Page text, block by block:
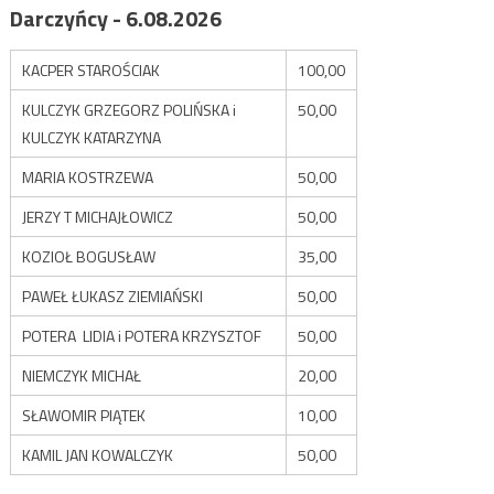
Darczyńcy - 6.08.2026
KACPER STAROŚCIAK
100,00
KULCZYK GRZEGORZ POLIŃSKA i
KULCZYK KATARZYNA
50,00
MARIA KOSTRZEWA
50,00
JERZY T MICHAJŁOWICZ
50,00
KOZIOŁ BOGUSŁAW
35,00
PAWEŁ ŁUKASZ ZIEMIAŃSKI
50,00
POTERA LIDIA i POTERA KRZYSZTOF
50,00
NIEMCZYK MICHAŁ
20,00
SŁAWOMIR PIĄTEK
10,00
KAMIL JAN KOWALCZYK
50,00